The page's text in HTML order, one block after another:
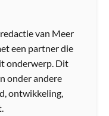
van Meer
een partner die
onderwerp. Dit
onder andere
ontwikkeling,